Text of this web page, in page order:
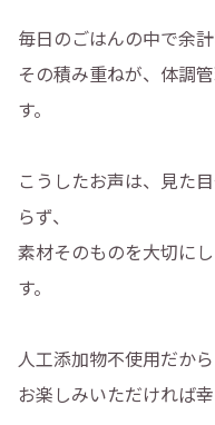
毎日のごはんの中で余
その積み重ねが、体調
す。
こうしたお声は、見た
らず、
素材そのものを大切に
す。
人工添加物不使用だか
お楽しみいただければ幸